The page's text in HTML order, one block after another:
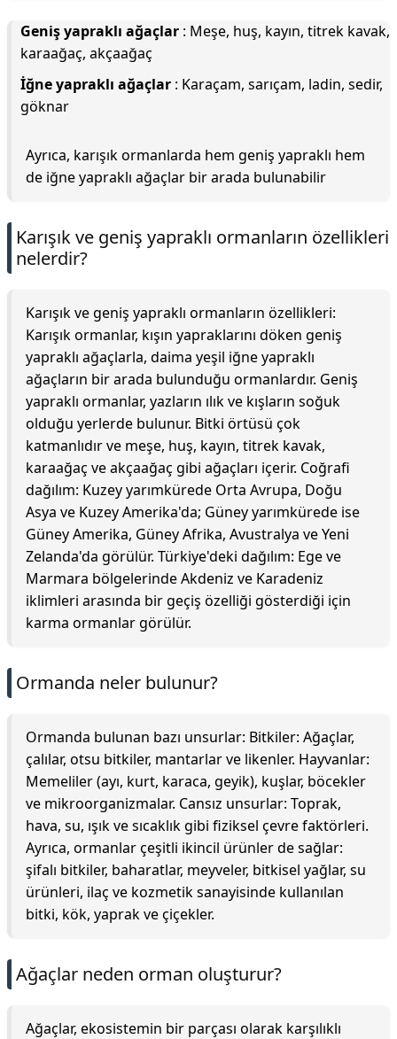
Geniş yapraklı ağaçlar : Meşe, huş, kayın, titrek kavak,
karaağaç, akçaağaç
İğne yapraklı ağaçlar : Karaçam, sarıçam, ladin, sedir,
göknar
Ayrıca, karışık ormanlarda hem geniş yapraklı hem
de iğne yapraklı ağaçlar bir arada bulunabilir
Karışık ve geniş yapraklı ormanların özellikleri
nelerdir?
Karışık ve geniş yapraklı ormanların özellikleri:
Karışık ormanlar, kışın yapraklarını döken geniş
yapraklı ağaçlarla, daima yeşil iğne yapraklı
ağaçların bir arada bulunduğu ormanlardır. Geniş
yapraklı ormanlar, yazların ılık ve kışların soğuk
olduğu yerlerde bulunur. Bitki örtüsü çok
katmanlıdır ve meşe, huş, kayın, titrek kavak,
karaağaç ve akçaağaç gibi ağaçları içerir. Coğrafi
dağılım: Kuzey yarımkürede Orta Avrupa, Doğu
Asya ve Kuzey Amerika'da; Güney yarımkürede ise
Güney Amerika, Güney Afrika, Avustralya ve Yeni
Zelanda'da görülür. Türkiye'deki dağılım: Ege ve
Marmara bölgelerinde Akdeniz ve Karadeniz
iklimleri arasında bir geçiş özelliği gösterdiği için
karma ormanlar görülür.
Ormanda neler bulunur?
Ormanda bulunan bazı unsurlar: Bitkiler: Ağaçlar,
çalılar, otsu bitkiler, mantarlar ve likenler. Hayvanlar:
Memeliler (ayı, kurt, karaca, geyik), kuşlar, böcekler
ve mikroorganizmalar. Cansız unsurlar: Toprak,
hava, su, ışık ve sıcaklık gibi fiziksel çevre faktörleri.
Ayrıca, ormanlar çeşitli ikincil ürünler de sağlar:
şifalı bitkiler, baharatlar, meyveler, bitkisel yağlar, su
ürünleri, ilaç ve kozmetik sanayisinde kullanılan
bitki, kök, yaprak ve çiçekler.
Ağaçlar neden orman oluşturur?
Ağaçlar, ekosistemin bir parçası olarak karşılıklı